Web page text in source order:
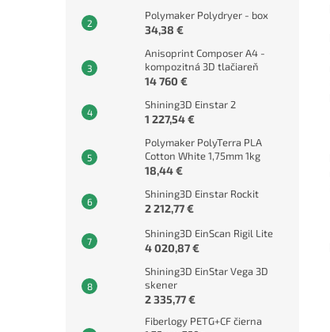
Polymaker Polydryer - box
34,38 €
Anisoprint Composer A4 -
kompozitná 3D tlačiareň
14 760 €
Shining3D Einstar 2
1 227,54 €
Polymaker PolyTerra PLA
Cotton White 1,75mm 1kg
18,44 €
Shining3D Einstar Rockit
2 212,77 €
Shining3D EinScan Rigil Lite
4 020,87 €
Shining3D EinStar Vega 3D
skener
2 335,77 €
Fiberlogy PETG+CF čierna